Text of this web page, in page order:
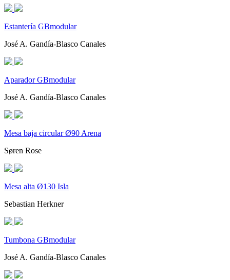
Estantería GBmodular
José A. Gandía-Blasco Canales
Aparador GBmodular
José A. Gandía-Blasco Canales
Mesa baja circular Ø90 Arena
Søren Rose
Mesa alta Ø130 Isla
Sebastian Herkner
Tumbona GBmodular
José A. Gandía-Blasco Canales